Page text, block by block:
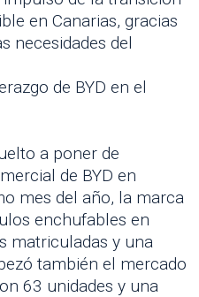
en Canarias, gracias
necesidades del
de BYD en el
a poner de
de BYD en
mes del año, la marca
enchufables en
matriculadas y una
también el mercado
63 unidades y una